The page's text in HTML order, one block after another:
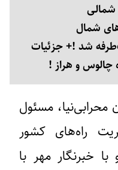
شمالی
شمال
شد !+ جزئیات
چالوس و هراز !
محرابی‌نیا، مسئول
راه‌های کشور
خبرنگار مهر با